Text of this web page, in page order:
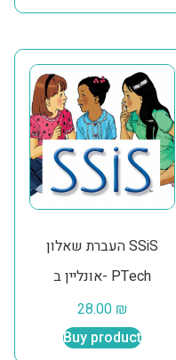
העברת שאלון SSiS
אונליין ב- PTech
28.00 ₪
Buy product